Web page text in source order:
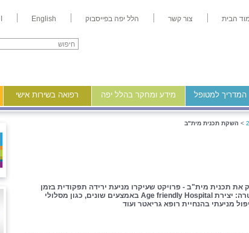
הבית צור קשר הלל יפה בפייסבוק English
המדריך למטופל מידע ומחקר בהלל יפה רפואה בשירות אישי
> השקת תכנית מית"ב
את תכנית מית"ב - פרויקט שעיקרו מניעת ירידה תפקודית בזמן
האשפוז בקרב קשישים. המטרה: יצירת Age friendly Hospital באמצעים שונים, כגון מסלולי
מניעתי בהנחיית רופא גריאטר ועוד